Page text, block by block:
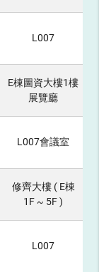
L007
E棟圖資大樓1樓
展覽廳
L007會議室
修齊大樓 ( E棟
1F ~ 5F )
L007